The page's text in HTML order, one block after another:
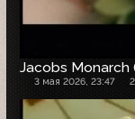
Jacobs Monarch
3 мая 2026, 23:47